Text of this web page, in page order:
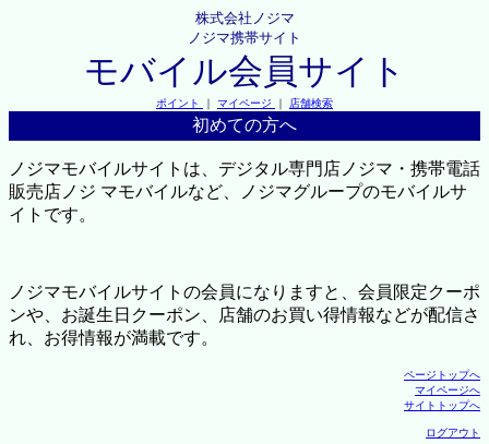
株式会社ノジマ
ノジマ携帯サイト
モバイル会員サイト
ポイント ｜ マイページ ｜ 店舗検索
初めての方へ
ノジマモバイルサイトは、デジタル専門店ノジマ・携帯電話
販売店ノジ マモバイルなど、ノジマグループのモバイルサ
イトです。
ノジマモバイルサイトの会員になりますと、会員限定クーポ
ンや、お誕生日クーポン、店舗のお買い得情報などが配信さ
れ、お得情報が満載です。
ページトップへ
マイページへ
サイトトップへ
ログアウト